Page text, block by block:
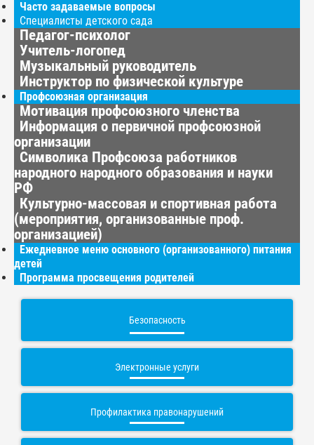
Часто задаваемые вопросы
Специалисты детского сада
Педагог-психолог
Учитель-логопед
Музыкальный руководитель
Инструктор по физической культуре
Профсоюзная организация
Мотивация профсоюзного членства
Информация о первичной профсоюзной
организации
Символика Профсоюза работников
народного народного образования и науки
РФ
Культурно-массовая и спортивная работа
(мероприятия, организованные проф.
организацией)
Ежедневное меню основного (организованного) питания
детей
Программа просвещения родителей
Безопасность
Электронные услуги
Профилактика правонарушений